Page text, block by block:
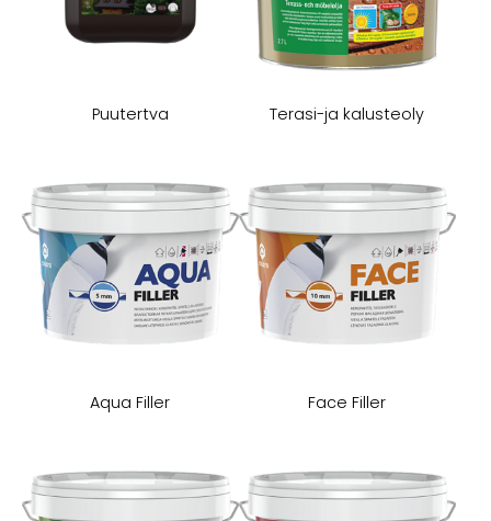
Puutertva Terasi-ja kalusteoly
Aqua Filler Face Filler